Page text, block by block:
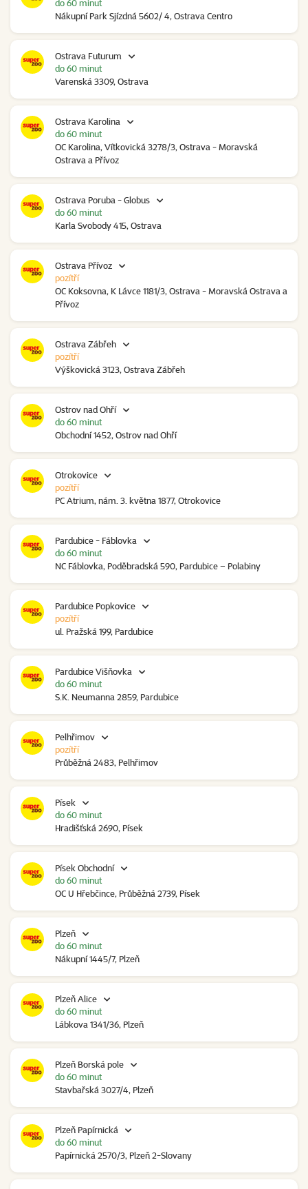
Nákupní Park Sjízdná 5602/ 4, Ostrava Centro
do 60 minut
Ostrava Futurum
Varenská 3309, Ostrava
do 60 minut
Ostrava Karolina
OC Karolina, Vítkovická 3278/3, Ostrava - Moravská
Ostrava a Přívoz
do 60 minut
Ostrava Poruba - Globus
Karla Svobody 415, Ostrava
do 60 minut
Ostrava Přívoz
OC Koksovna, K Lávce 1181/3, Ostrava - Moravská Ostrava a
Přívoz
pozítří
Ostrava Zábřeh
Výškovická 3123, Ostrava Zábřeh
pozítří
Ostrov nad Ohří
Obchodní 1452, Ostrov nad Ohří
do 60 minut
Otrokovice
PC Atrium, nám. 3. května 1877, Otrokovice
pozítří
Pardubice - Fáblovka
NC Fáblovka, Poděbradská 590, Pardubice – Polabiny
do 60 minut
Pardubice Popkovice
ul. Pražská 199, Pardubice
pozítří
Pardubice Višňovka
S.K. Neumanna 2859, Pardubice
do 60 minut
Pelhřimov
Průběžná 2483, Pelhřimov
pozítří
Písek
Hradišťská 2690, Písek
do 60 minut
Písek Obchodní
OC U Hřebčince, Průběžná 2739, Písek
do 60 minut
Plzeň
Nákupní 1445/7, Plzeň
do 60 minut
Plzeň Alice
Lábkova 1341/36, Plzeň
do 60 minut
Plzeň Borská pole
Stavbařská 3027/4, Plzeň
do 60 minut
Plzeň Papírnická
Papírnická 2570/3, Plzeň 2-Slovany
do 60 minut